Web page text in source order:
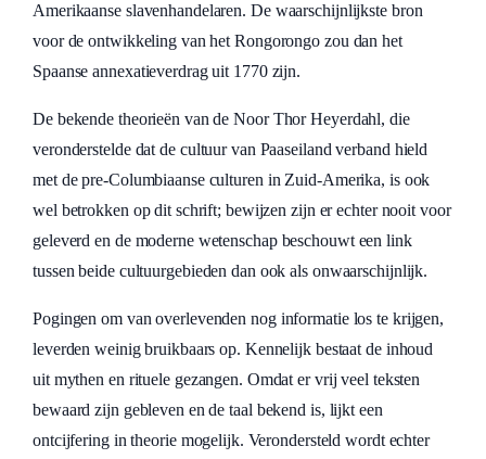
Amerikaanse slavenhandelaren. De waarschijnlijkste bron
voor de ontwikkeling van het Rongorongo zou dan het
Spaanse annexatieverdrag uit 1770 zijn.
De bekende theorieën van de Noor Thor Heyerdahl, die
veronderstelde dat de cultuur van Paaseiland verband hield
met de pre-Columbiaanse culturen in Zuid-Amerika, is ook
wel betrokken op dit schrift; bewijzen zijn er echter nooit voor
geleverd en de moderne wetenschap beschouwt een link
tussen beide cultuurgebieden dan ook als onwaarschijnlijk.
Pogingen om van overlevenden nog informatie los te krijgen,
leverden weinig bruikbaars op. Kennelijk bestaat de inhoud
uit mythen en rituele gezangen. Omdat er vrij veel teksten
bewaard zijn gebleven en de taal bekend is, lijkt een
ontcijfering in theorie mogelijk. Verondersteld wordt echter